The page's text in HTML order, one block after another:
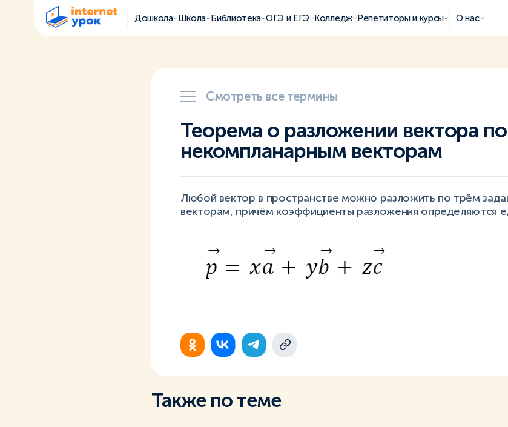
Дошкола Школа Библиотека ОГЭ и ЕГЭ Колледж Репетиторы и курсы О нас
Смотреть все термины
Теорема о разложении вектора
некомпланарным векторам
Любой вектор в пространстве можно разложить по трём
векторам, причём коэффициенты разложения определяются
Также по теме